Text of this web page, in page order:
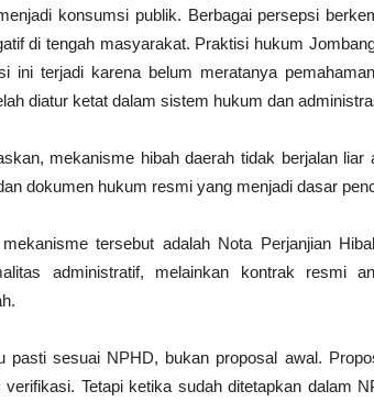
konsumsi publik. Berbagai persepsi
di tengah masyarakat. Praktisi hukum
ini terjadi karena belum meratanya
diatur ketat dalam sistem hukum dan
mekanisme hibah daerah tidak berjalan
dokumen hukum resmi yang menjadi dasar
tersebut adalah Nota Perjanjian
administratif, melainkan kontrak resmi
pasti sesuai NPHD, bukan proposal awal.
verifikasi. Tetapi ketika sudah ditetapkan dalam